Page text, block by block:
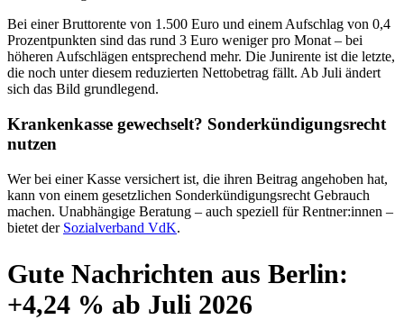
Bei einer Bruttorente von 1.500 Euro und einem Aufschlag von 0,4
Prozentpunkten sind das rund 3 Euro weniger pro Monat – bei
höheren Aufschlägen entsprechend mehr. Die Junirente ist die letzte,
die noch unter diesem reduzierten Nettobetrag fällt. Ab Juli ändert
sich das Bild grundlegend.
Krankenkasse gewechselt? Sonderkündigungsrecht
nutzen
Wer bei einer Kasse versichert ist, die ihren Beitrag angehoben hat,
kann von einem gesetzlichen Sonderkündigungsrecht Gebrauch
machen. Unabhängige Beratung – auch speziell für Rentner:innen –
bietet der Sozialverband VdK.
Gute Nachrichten aus Berlin:
+4,24 % ab Juli 2026